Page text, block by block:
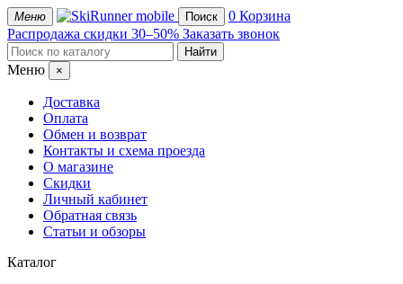
Меню mobile Поиск 0 Корзина
Распродажа скидки 30–50% Заказать звонок
Меню ×
Доставка
Оплата
Обмен и возврат
Контакты и схема проезда
О магазине
Скидки
Личный кабинет
Обратная связь
Статьи и обзоры
Каталог